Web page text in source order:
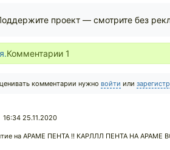
проект — смотрите без
Комментарии 1
комментарии нужно войти или
16:34 25.11.2020
на АРАМЕ ПЕНТА !! КАРЛЛЛ ПЕНТА НА